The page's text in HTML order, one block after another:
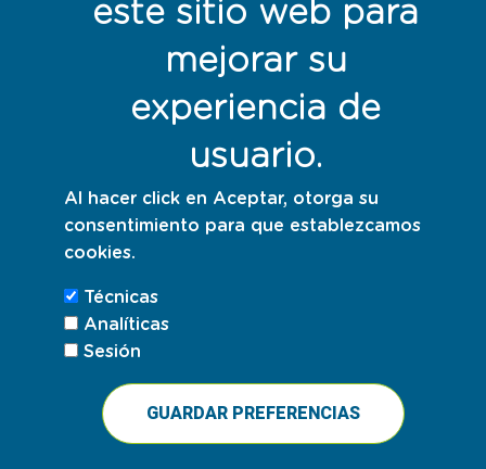
este sitio web para
mejorar su
experiencia de
usuario.
Al hacer click en Aceptar, otorga su
consentimiento para que establezcamos
cookies.
Técnicas
Analíticas
Sesión
GUARDAR PREFERENCIAS